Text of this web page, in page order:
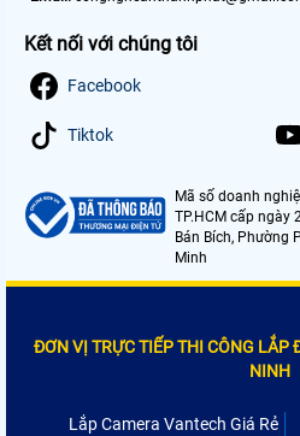
Kết nối với chúng tôi
Facebook
Tiktok
Mã số doanh
TP.HCM cấp ngày
Bán Bích, Phường
Minh
ĐƠN VỊ TRỰC TIẾP THI CÔNG LẮP
NINH
Lắp Camera Vantech Giá Rẻ